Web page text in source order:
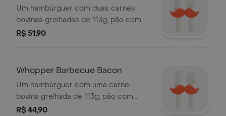
Um hambúrguer com duas carnes
bovinas grelhadas de 113g, pão com
gergelim, queijo derretido, picles,
R$ 51,90
Whopper Barbecue Bacon
Um hambúrguer com uma carne
bovina grelhada de 113g, pão com
gergelim, queijo derretido, molho
R$ 44,90